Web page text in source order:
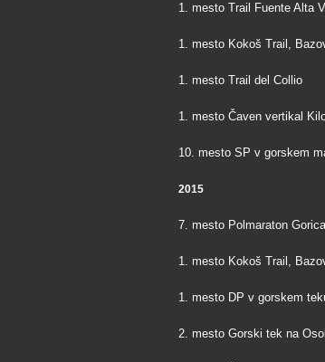
1. mesto Trail Fuente Alta
1. mesto Kokoš Trail,
1. mesto Trail del Collio
1. mesto Čaven vertikal
10. mesto SP v gorskem
2015
7. mesto Polmaraton
1. mesto Kokoš Trail,
1. mesto DP v gorskem
2. mesto Gorski tek na